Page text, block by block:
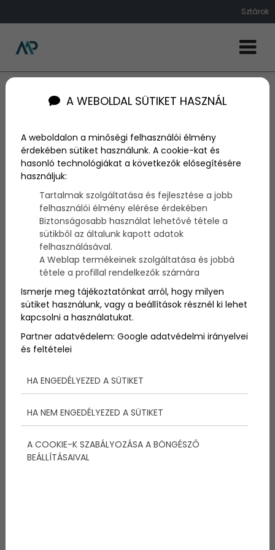
Sztárok
Sztárok
azokból lehetnek, akik a saját tehetségük,
teljesítményük által jutottak el oda, ahova valók. Ők
az igazi sztárok.
További bejegyzések
Edzéstervünk van, de
egészségtervünk miért nincs?
A WEBOLDAL SÜTIKET HASZNÁL
A weboldalon a minőségi felhasználói élmény
érdekében sütiket használunk. A cookie-kat és
hasonló technológiákat a következők elősegítésére
használjuk:
Tartalmak szolgáltatása és fejlesztése a jobb
felhasználói élmény elérése érdekében
Biztonságosabb használat lehetővé tétele a
sütikből az általunk kapott adatok
felhasználásával.
A Weblap termékeinek szolgáltatása és jobbá
tétele a profillal rendelkezők számára
Ismerje meg tájékoztatónkat arról, hogy milyen
sütiket használunk, vagy a beállítások résznél ki lehet
kapcsolni a használatukat.
Partner adatvédelem: Google adatvédelmi irányelvei
és feltételei
HA ENGEDÉLYEZED A SÜTIKET
HA NEM ENGEDÉLYEZED A SÜTIKET
A COOKIE-K SZABÁLYOZÁSA A BÖNGÉSZŐ
BEÁLLÍTÁSAIVAL